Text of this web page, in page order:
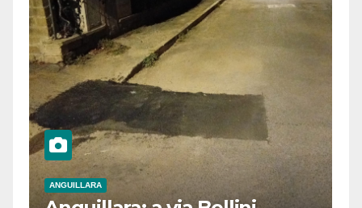
ANGUILLARA